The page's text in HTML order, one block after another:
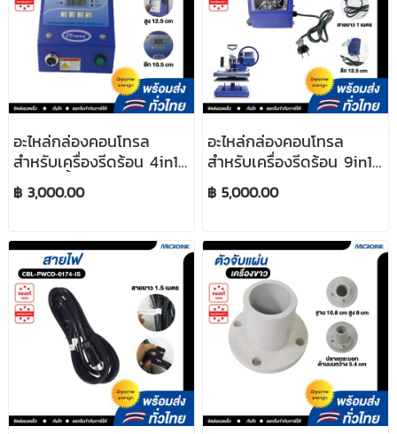
อะไหล่กล่องคอนโทรล
สำหรับเครื่องรีดร้อน 4in1
Blue สีน้ำเงิน
฿ 3,000.00
อะไหล่กล่องคอนโทรล
สำหรับเครื่องรีดร้อน 9in1
Black สีดำ
฿ 5,000.00